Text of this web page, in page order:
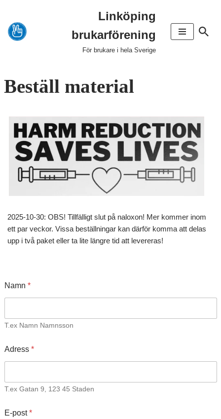
Hoppa
till
Linköping
brukarförening
För brukare i hela Sverige
Beställ material
2025-10-30: OBS! Tillfälligt slut på naloxon! Mer kommer inom
ett par veckor. Vissa beställningar kan därför komma att delas
upp i två paket eller ta lite längre tid att levereras!
Namn *
T.ex Namn Namnsson
Adress *
T.ex Gatan 9, 123 45 Staden
E-post*